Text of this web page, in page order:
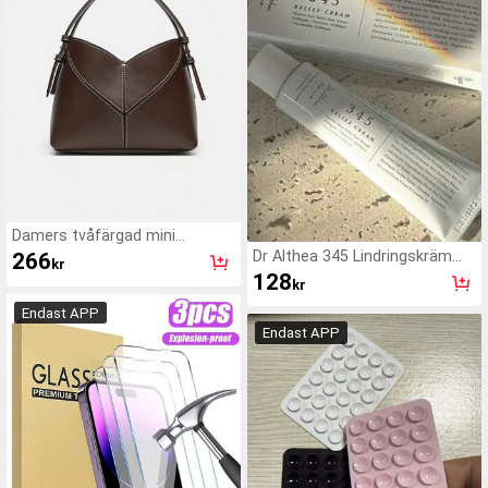
Damers tvåfärgad mini
canvas-toteväska, moderiktig
axel-hinkväska
266 kr
Endast APP
Dr Althea 345 Lindringskräm
50ML - Ansiktskräm
128kr
Endast APP